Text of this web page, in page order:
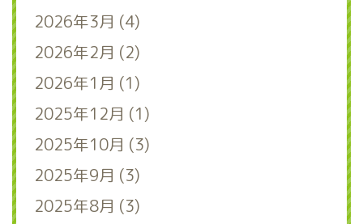
2026年3月 (4)
2026年2月 (2)
2026年1月 (1)
2025年12月 (1)
2025年10月 (3)
2025年9月 (3)
2025年8月 (3)